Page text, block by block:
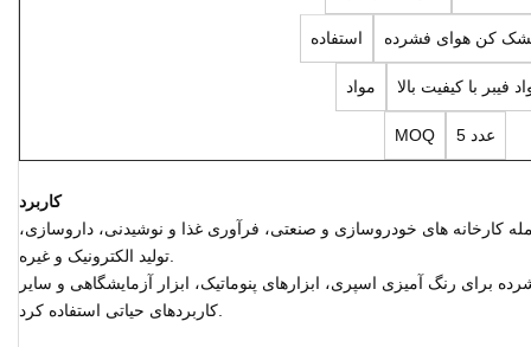
استفاده کن هوای فشرده
مواد فیبر با کیفیت بالا
MOQ 5 عدد
کاربرد
کارخانه های خودروسازی و صنعتی، فرآوری غذا و نوشیدنی، داروسازی،
برای رنگ آمیزی اسپری، ابزارهای پنوماتیک، ابزار آزمایشگاهی و سایر